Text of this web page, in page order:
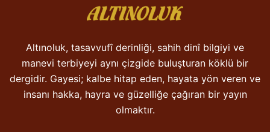
Altınoluk, tasavvufî derinliği, sahih dinî bilgiyi ve
manevi terbiyeyi aynı çizgide buluşturan köklü bir
dergidir. Gayesi; kalbe hitap eden, hayata yön veren ve
insanı hakka, hayra ve güzelliğe çağıran bir yayın
olmaktır.